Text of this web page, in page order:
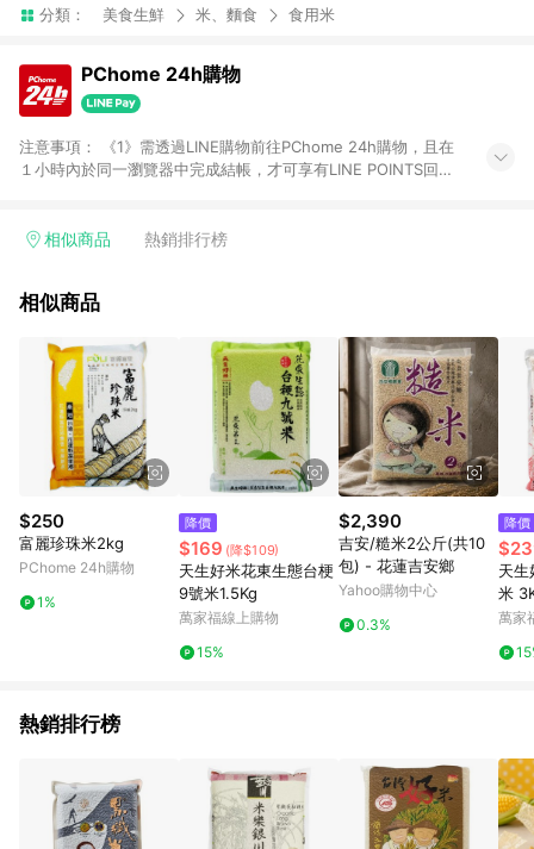
分類： 美食生鮮 米、麵食 食用米
PChome 24h購物
注意事項： 《1》需透過LINE購物前往PChome 24h購物，且在
１小時內於同一瀏覽器中完成結帳，才可享有LINE POINTS回饋
在點數回饋範圍內。 《3》如取消訂單、退貨、購物中登出
品、票券、訂閱方案、PChome儲值商品、企業專區/企業採購、
值點數、點數/禮物卡 [2025/2/16起適用] - 票券全品項
[2026/6/2起適用] 《5》回饋點數的計算將會排除【訂單活動折
扣 (含折價券折扣)】、【P幣扣抵】、【現金積點扣抵】及【訂單
運費】等金額。 《6》符合LINE POINTS回饋資格之訂單將於商
家訂單頁面標示「LINE回饋」，若無此標示則 不符合回饋LINE
POINTS點數資格亦不得使用點數紅包 。 《7》LINE購物設有
「單一商品最高回饋點數」機制 (特殊活動時開放「回饋無上
限」)，以同一訂單中同一商品不論件數計算，並依訂單成立時間
當下LINE購物所設定的回饋機制為準。 《8》LINE購物為購物資
訊整合性平台，商品資料更新會有時間差，如顯示之商品規格、
顏色、價位、贈品與PChome 24h購物銷售網頁不符，以銷售網
頁標示為準！
相似商品 熱銷排行榜
相似商品
$250
富麗珍珠米2kg
PChome 24h購物
1%
降價
$169 (降$109)
天生好米花東生態台梗
9號米1.5Kg
萬家福線上購物
15%
$2,390
吉安/糙米2公斤(共10
包) - 花蓮吉安鄉
Yahoo購物中心
0.3%
降價
天生
米
萬家
熱銷排行榜